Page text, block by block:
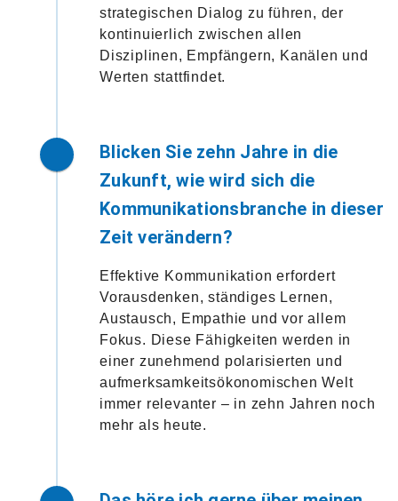
strategischen Dialog zu führen, der
kontinuierlich zwischen allen
Disziplinen, Empfängern, Kanälen und
Werten stattfindet.
Blicken Sie zehn Jahre in die
Zukunft, wie wird sich die
Kommunikationsbranche in dieser
Zeit verändern?
Effektive Kommunikation erfordert
Vorausdenken, ständiges Lernen,
Austausch, Empathie und vor allem
Fokus. Diese Fähigkeiten werden in
einer zunehmend polarisierten und
aufmerksamkeitsökonomischen Welt
immer relevanter – in zehn Jahren noch
mehr als heute.